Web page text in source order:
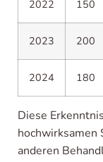
2022 150
2023 200
2024 180
Diese
hochwirksamen
anderen